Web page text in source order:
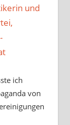
und
ich
von